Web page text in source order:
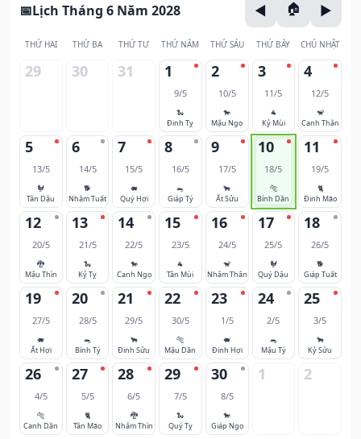
Lịch Tháng 6 Năm 2028
THỨ HAI THỨ BA THỨ TƯ THỨ NĂM THỨ SÁU THỨ BẢY CHỦ NHẬT
29 30 31 1
9/5
🐍
Đinh Tỵ
2
10/5
🐎
Mậu Ngọ
3
11/5
🐐
Kỷ Mùi
4
12/5
🐒
Canh Thân
5
13/5
🐓
Tân Dậu
6
14/5
🐕
Nhâm Tuất
7
15/5
🐖
Quý Hợi
8
16/5
🐀
Giáp Tý
9
17/5
🐂
Ất Sửu
10
18/5
🐅
Bính Dần
11
19/5
🐈
Đinh Mão
12
20/5
🐉
Mậu Thìn
13
21/5
🐍
Kỷ Tỵ
14
22/5
🐎
Canh Ngọ
15
23/5
🐐
Tân Mùi
16
24/5
🐒
Nhâm Thân
17
25/5
🐓
Quý Dậu
18
26/5
🐕
Giáp Tuất
19
27/5
🐖
Ất Hợi
20
28/5
🐀
Bính Tý
21
29/5
🐂
Đinh Sửu
22
30/5
🐅
Mậu Dần
23
1/5
🐖
Đinh Hợi
24
2/5
🐀
Mậu Tý
25
3/5
🐂
Kỷ Sửu
26
4/5
🐅
Canh Dần
27
5/5
🐈
Tân Mão
28
6/5
🐉
Nhâm Thìn
29
7/5
🐍
Quý Tỵ
30
8/5
🐎
Giáp Ngọ
1 2